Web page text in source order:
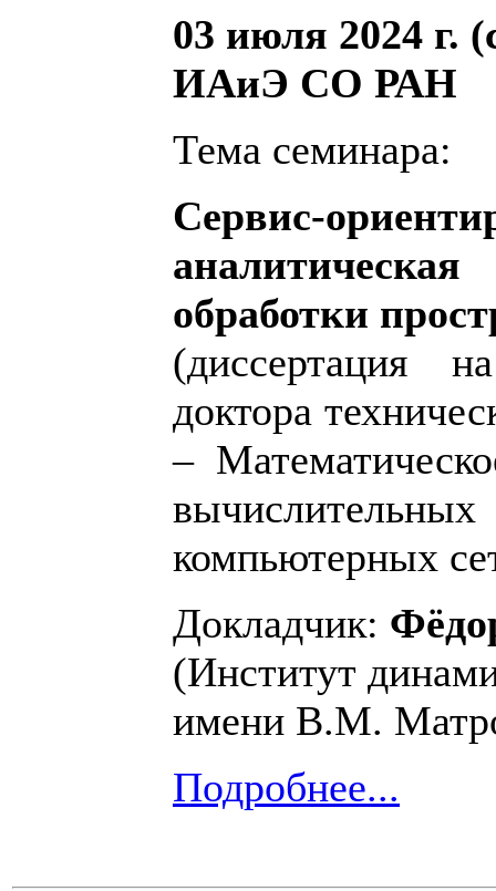
03 июля 2024 г.
ИAиЭ СО РАН
Тема семинара:
Сервис-
обработки
(диссертация
доктора
–
компьютерных
Докладчик:
(Институт
имени В.М.
Подробнее...